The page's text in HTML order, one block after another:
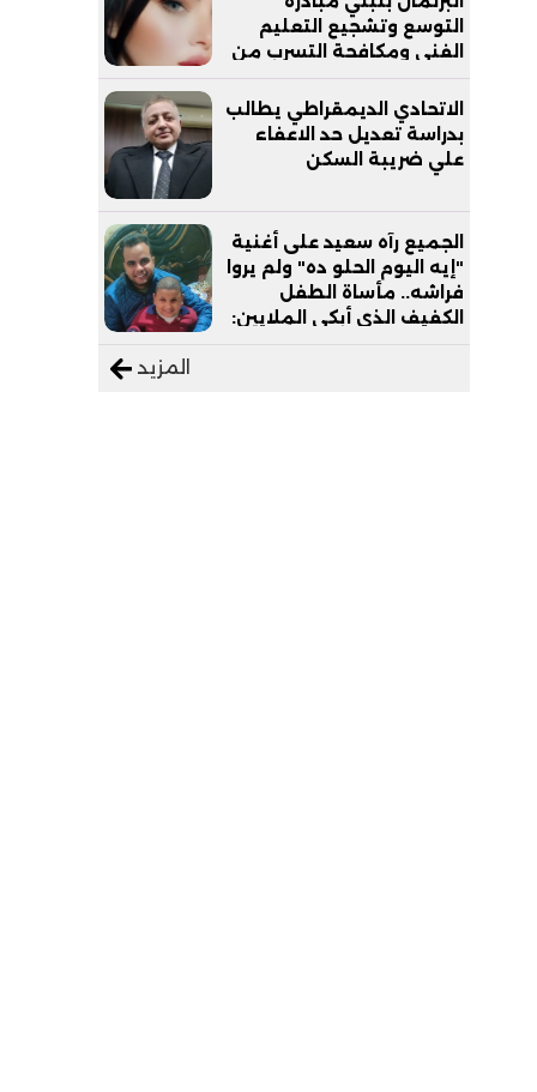
التوسع وتشجيع التعليم
الفني ومكافحة التسرب من
التعليم
الاتحادي الديمقراطي يطالب
بدراسة تعديل حد الاعفاء
علي ضريبة السكن
الجميع رآه سعيد على أغنية
"إيه اليوم الحلو ده" ولم يروا
فراشه.. مأساة الطفل
الكفيف الذي أبكى الملايين:
المزيد